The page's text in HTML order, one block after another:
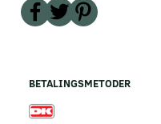
BETALINGSMETODER